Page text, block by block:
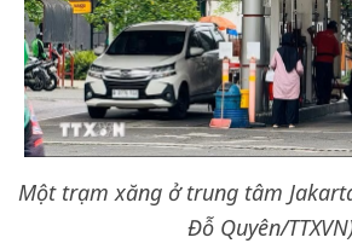
Một trạm xăng ở trung tâm
Đỗ Quyên/